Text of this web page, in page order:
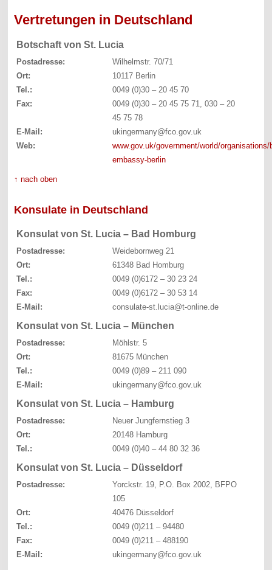
Vertretungen in Deutschland
Botschaft von St. Lucia
Postadresse:
Wilhelmstr. 70/71
Ort:
10117 Berlin
Tel.:
0049 (0)30 – 20 45 70
Fax:
0049 (0)30 – 20 45 75 71, 030 – 20
45 75 78
E-Mail:
ukingermany@fco.gov.uk
Web:
www.gov.uk/government/world/organisations/
embassy-berlin
↑ nach oben
Konsulate in Deutschland
Konsulat von St. Lucia – Bad Homburg
Postadresse:
Weidebornweg 21
Ort:
61348 Bad Homburg
Tel.:
0049 (0)6172 – 30 23 24
Fax:
0049 (0)6172 – 30 53 14
E-Mail:
consulate-st.lucia@t-online.de
Konsulat von St. Lucia – München
Postadresse:
Möhlstr. 5
Ort:
81675 München
Tel.:
0049 (0)89 – 211 090
E-Mail:
ukingermany@fco.gov.uk
Konsulat von St. Lucia – Hamburg
Postadresse:
Neuer Jungfernstieg 3
Ort:
20148 Hamburg
Tel.:
0049 (0)40 – 44 80 32 36
Konsulat von St. Lucia – Düsseldorf
Postadresse:
Yorckstr. 19, P.O. Box 2002, BFPO
105
Ort:
40476 Düsseldorf
Tel.:
0049 (0)211 – 94480
Fax:
0049 (0)211 – 488190
E-Mail:
ukingermany@fco.gov.uk